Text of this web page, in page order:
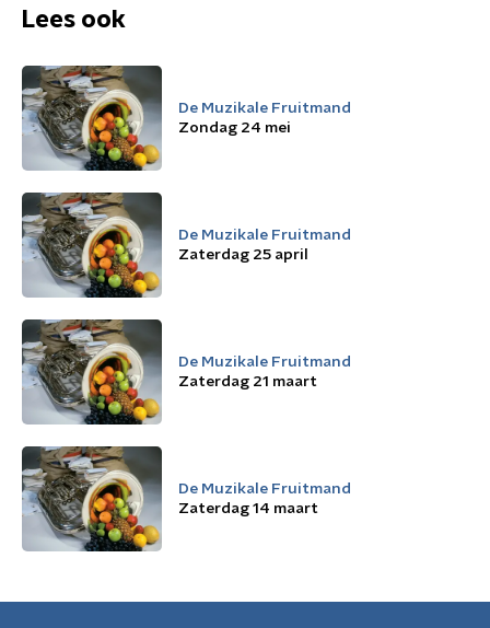
Lees ook
De Muzikale Fruitmand
Zondag 24 mei
De Muzikale Fruitmand
Zaterdag 25 april
De Muzikale Fruitmand
Zaterdag 21 maart
De Muzikale Fruitmand
Zaterdag 14 maart